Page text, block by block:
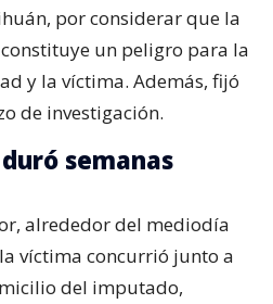
por considerar que la
un peligro para la
y la víctima. Además, fijó
de investigación.
semanas
alrededor del mediodía
víctima concurrió junto a
del imputado,